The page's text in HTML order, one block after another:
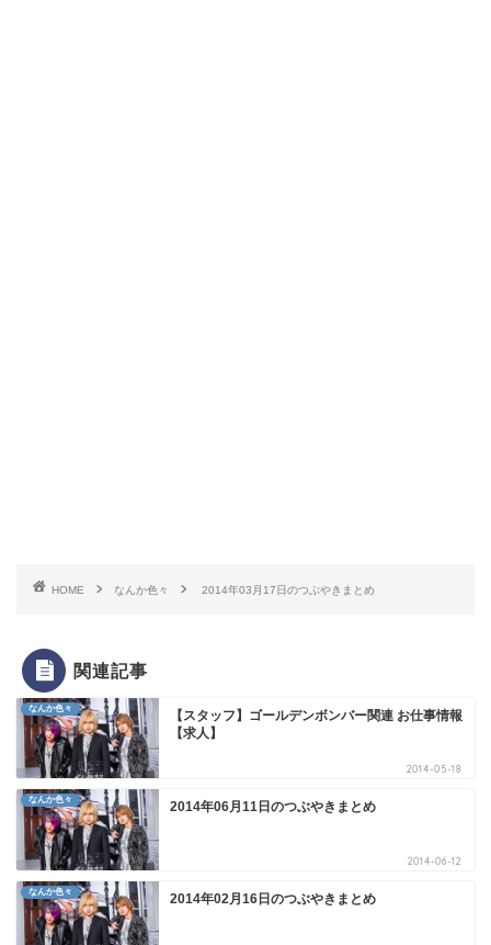
HOME なんか色々 2014年03月17日のつぶやきまとめ
関連記事
なんか色々
【スタッフ】ゴールデンボンバー関連 お仕事情報
【求人】
2014-05-18
なんか色々 2014年06月11日のつぶやきまとめ
2014-06-12
なんか色々 2014年02月16日のつぶやきまとめ